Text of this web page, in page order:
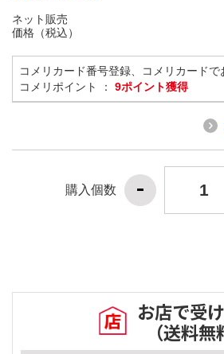
ネット販売
価格（税込）
コメリカード番号登録、コメリカードで
コメリポイント ： 9ポイント獲得
購入個数
お店で受
（送料無